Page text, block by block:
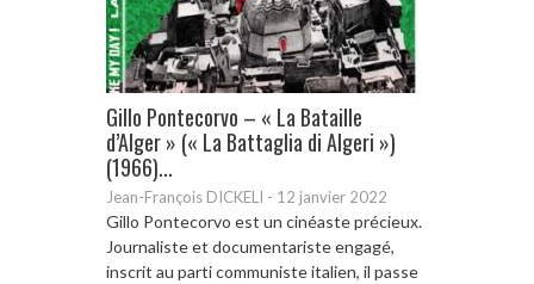
Gillo Pontecorvo – « La Bataille
d’Alger » (« La Battaglia di Algeri »)
(1966)...
Jean-François DICKELI - 12 janvier 2022
Gillo Pontecorvo est un cinéaste précieux.
Journaliste et documentariste engagé,
inscrit au parti communiste italien, il passe